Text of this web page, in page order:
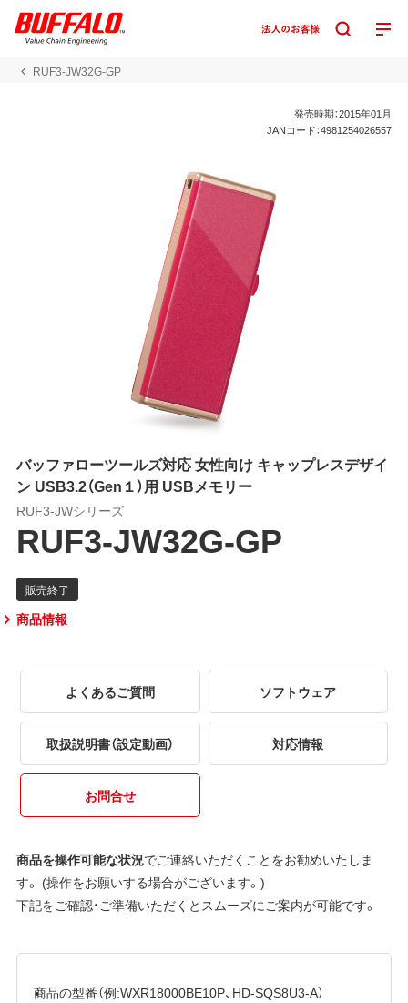
RUF3-JW32G-GP
発売時期：2015年01月
JANコード：4981254026557
バッファローツールズ対応 女性向け キャップレスデザイ
ン USB3.2（Gen１）用 USBメモリー
RUF3-JWシリーズ
RUF3-JW32G-GP
商品情報
よくあるご質問 ソフトウェア
取扱説明書（設定動画） 対応情報
お問合せ
商品を操作可能な状況でご連絡いただくことをお勧めいたしま
す。 (操作をお願いする場合がございます。)
下記をご確認・ご準備いただくとスムーズにご案内が可能です。
商品の型番（例:WXR18000BE10P、HD-SQS8U3-A）